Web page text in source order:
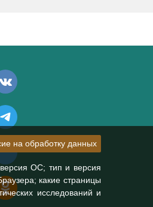
на обработку данных
ОС; тип и версия
какие страницы
исследований и